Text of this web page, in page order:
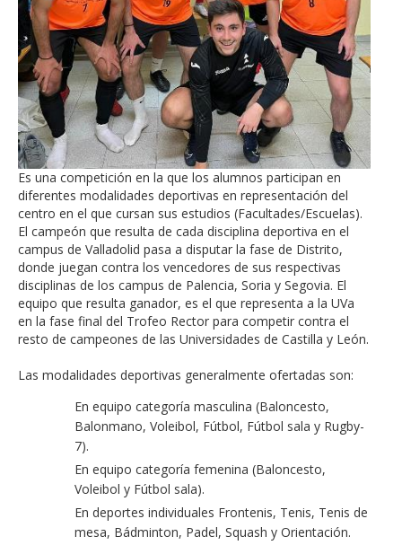
Es una competición en la que los alumnos participan en
diferentes modalidades deportivas en representación del
centro en el que cursan sus estudios (Facultades/Escuelas).
El campeón que resulta de cada disciplina deportiva en el
campus de Valladolid pasa a disputar la fase de Distrito,
donde juegan contra los vencedores de sus respectivas
disciplinas de los campus de Palencia, Soria y Segovia. El
equipo que resulta ganador, es el que representa a la UVa
en la fase final del Trofeo Rector para competir contra el
resto de campeones de las Universidades de Castilla y León.
Las modalidades deportivas generalmente ofertadas son:
En equipo categoría masculina (Baloncesto,
Balonmano, Voleibol, Fútbol, Fútbol sala y Rugby-
7).
En equipo categoría femenina (Baloncesto,
Voleibol y Fútbol sala).
En deportes individuales Frontenis, Tenis, Tenis de
mesa, Bádminton, Padel, Squash y Orientación.